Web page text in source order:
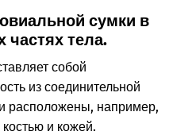
сумки в
частях тела.
собой
из соединительной
расположены, например,
и кожей.